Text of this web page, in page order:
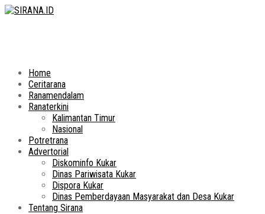
Home
Ceritarana
Ranamendalam
Ranaterkini
Kalimantan Timur
Nasional
Potretrana
Advertorial
Diskominfo Kukar
Dinas Pariwisata Kukar
Dispora Kukar
Dinas Pemberdayaan Masyarakat dan Desa Kukar
Tentang Sirana